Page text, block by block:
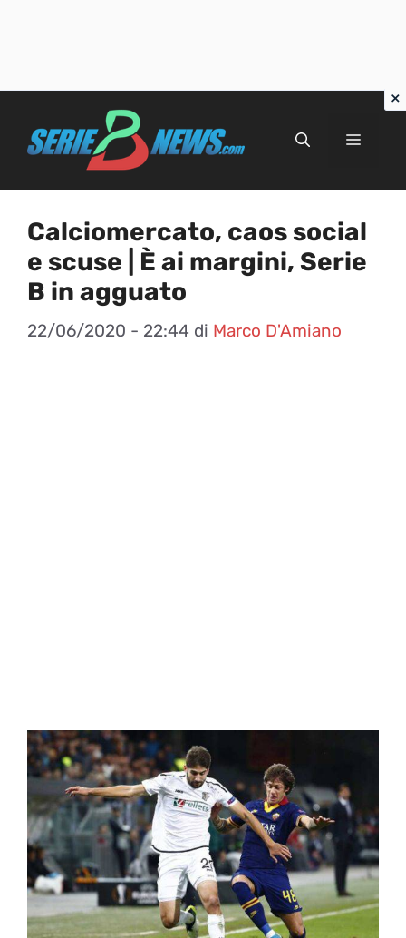
Menu
Calciomercato, caos social
e scuse | È ai margini, Serie
B in agguato
22/06/2020 - 22:44 di Marco D'Amiano